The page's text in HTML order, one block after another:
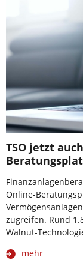
TSO jetzt
Online-
zugreifen. Rund
Walnut-
mehr